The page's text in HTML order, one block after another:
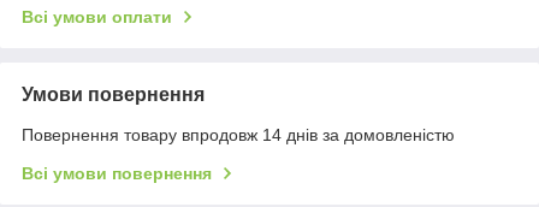
Всі умови оплати
Умови повернення
Повернення товару впродовж 14 днів за домовленістю
Всі умови повернення